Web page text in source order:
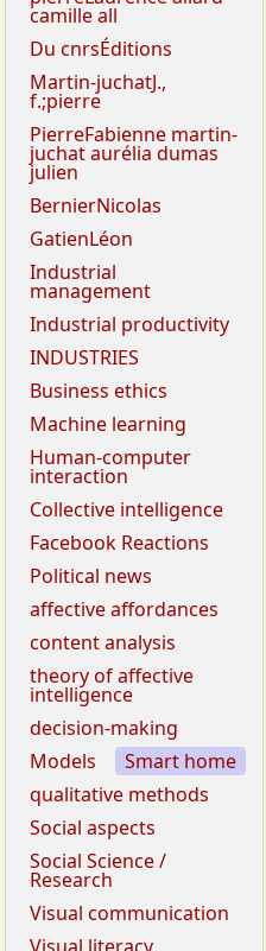
camille all
Du cnrsÉditions
Martin-juchatJ.,
f.;pierre
PierreFabienne martin-
juchat aurélia dumas
julien
BernierNicolas
GatienLéon
Industrial
management
Industrial productivity
INDUSTRIES
Business ethics
Machine learning
Human-computer
interaction
Collective intelligence
Facebook Reactions
Political news
affective affordances
content analysis
theory of affective
intelligence
decision-making
Models
Smart home
qualitative methods
Social aspects
Social Science /
Research
Visual communication